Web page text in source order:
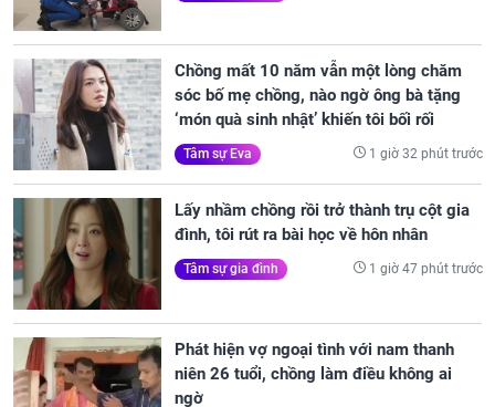
Chồng mất 10 năm vẫn một lòng chăm
sóc bố mẹ chồng, nào ngờ ông bà tặng
‘món quà sinh nhật’ khiến tôi bối rối
Tâm sự Eva 1 giờ 32 phút trước
Lấy nhầm chồng rồi trở thành trụ cột gia
đình, tôi rút ra bài học về hôn nhân
Tâm sự gia đình 1 giờ 47 phút trước
Phát hiện vợ ngoại tình với nam thanh
niên 26 tuổi, chồng làm điều không ai
ngờ